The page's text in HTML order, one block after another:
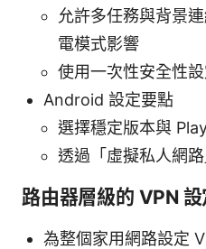
允許多任務與背景
電模式影響
使用一次性安全性設
Android 設定要點
選擇穩定版本與
透過「虛擬私人網
路由器層級的 VPN 設
為整個家用網路設定